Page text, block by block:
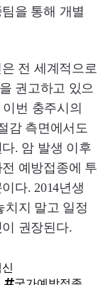
을 통해 개별
전 세계적으로
권고하고 있으
번 충주시의
감 측면에서도
. 암 발생 이후
예방접종에 투
다. 2014년생
치지 말고 일정
권장된다.